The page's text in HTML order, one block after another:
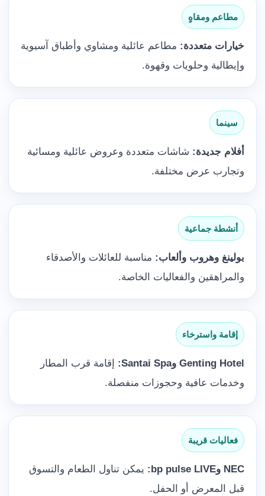
مطاعم ومقاهٍ
خيارات متعددة: مطاعم عائلية ومشاوي وأطباق آسيوية
وإيطالية وحلويات وقهوة.
سينما
أفلام جديدة: شاشات متعددة وعروض عائلية ومسائية
وتجارب عرض مختلفة.
أنشطة جماعية
بولينغ وهروب وألعاب: مناسبة للعائلات والأصدقاء
والمراهقين والفعاليات الخاصة.
إقامة واسترخاء
Genting Hotel وSantai Spa:
إقامة قرب المطار
وخدمات عافية وحجوزات منفصلة.
فعاليات قريبة
NEC وbp pulse LIVE:
يمكن تناول الطعام والتسوق
قبل المعرض أو الحفل.